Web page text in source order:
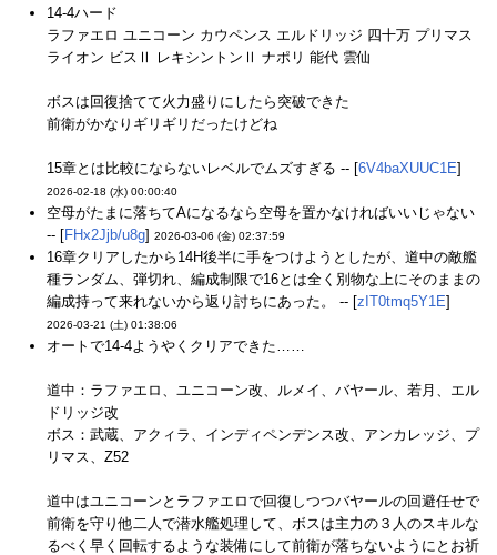
14-4ハード
ラファエロ ユニコーン カウペンス エルドリッジ 四十万 プリマス
ライオン ビスⅡ レキシントンⅡ ナポリ 能代 雲仙
ボスは回復捨てて火力盛りにしたら突破できた
前衛がかなりギリギリだったけどね
15章とは比較にならないレベルでムズすぎる -- [6V4baXUUC1E]
2026-02-18 (水) 00:00:40
空母がたまに落ちてAになるなら空母を置かなければいいじゃない
-- [FHx2Jjb/u8g] 2026-03-06 (金) 02:37:59
16章クリアしたから14H後半に手をつけようとしたが、道中の敵艦
種ランダム、弾切れ、編成制限で16とは全く別物な上にそのままの
編成持って来れないから返り討ちにあった。 -- [zIT0tmq5Y1E]
2026-03-21 (土) 01:38:06
オートで14-4ようやくクリアできた……
道中：ラファエロ、ユニコーン改、ルメイ、バヤール、若月、エル
ドリッジ改
ボス：武蔵、アクィラ、インディペンデンス改、アンカレッジ、プ
リマス、Z52
道中はユニコーンとラファエロで回復しつつバヤールの回避任せで
前衛を守り他二人で潜水艦処理して、ボスは主力の３人のスキルな
るべく早く回転するような装備にして前衛が落ちないようにとお祈